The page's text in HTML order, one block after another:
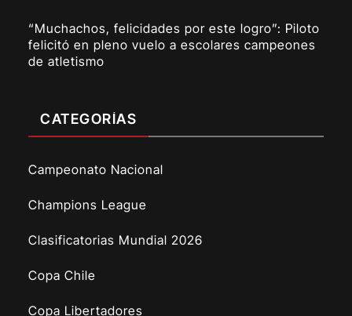
“Muchachos, felicidades por este logro”: Piloto
felicitó en pleno vuelo a escolares campeones
de atletismo
CATEGORÍAS
Campeonato Nacional
Champions League
Clasificatorias Mundial 2026
Copa Chile
Copa Libertadores